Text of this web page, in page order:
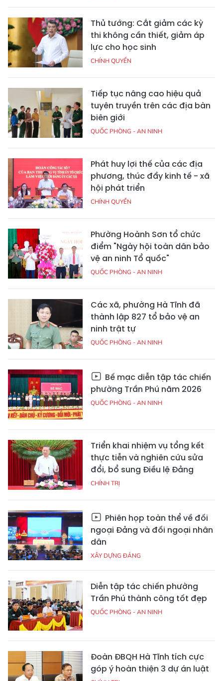
Thủ tướng: Cắt giảm các kỳ
thi không cần thiết, giảm áp
lực cho học sinh
CHÍNH QUYỀN
Tiếp tục nâng cao hiệu quả
tuyên truyền trên các địa bàn
biên giới
QUỐC PHÒNG - AN NINH
Phát huy lợi thế của các địa
phương, thúc đẩy kinh tế - xã
hội phát triển
CHÍNH QUYỀN
Phường Hoành Sơn tổ chức
điểm "Ngày hội toàn dân bảo
vệ an ninh Tổ quốc"
QUỐC PHÒNG - AN NINH
Các xã, phường Hà Tĩnh đã
thành lập 827 tổ bảo vệ an
ninh trật tự
QUỐC PHÒNG - AN NINH
Bế mạc diễn tập tác chiến
phường Trần Phú năm 2026
QUỐC PHÒNG - AN NINH
Triển khai nhiệm vụ tổng kết
thực tiễn và nghiên cứu sửa
đổi, bổ sung Điều lệ Đảng
CHÍNH TRỊ
Phiên họp toàn thể về đối
ngoại Đảng và đối ngoại nhân
dân
XÂY DỰNG ĐẢNG
Diễn tập tác chiến phường
Trần Phú thành công tốt đẹp
QUỐC PHÒNG - AN NINH
Đoàn ĐBQH Hà Tĩnh tích cực
góp ý hoàn thiện 3 dự án luật